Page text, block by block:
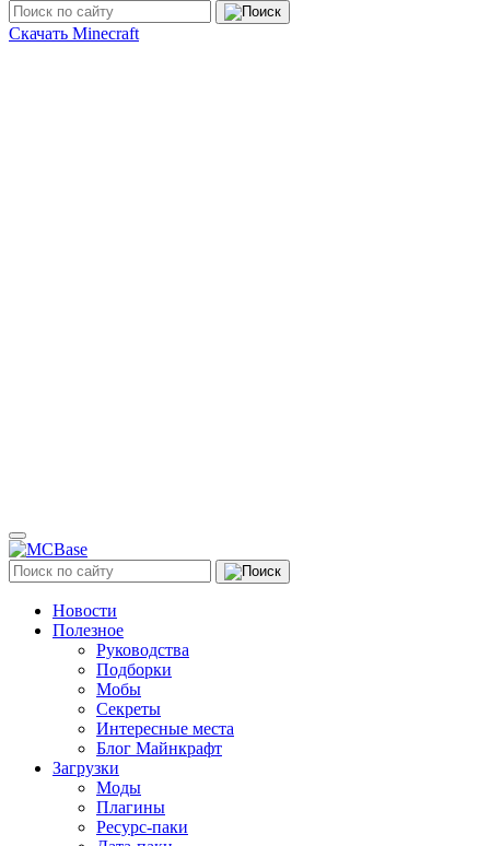
Скачать Minecraft
Новости
Полезное
Руководства
Подборки
Мобы
Секреты
Интересные места
Блог Майнкрафт
Загрузки
Моды
Плагины
Ресурс-паки